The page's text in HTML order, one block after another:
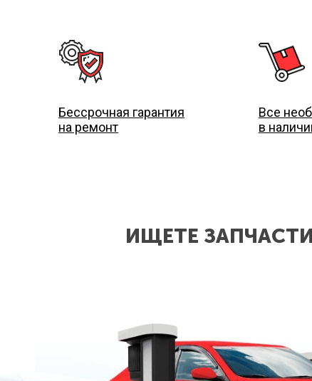
Бессрочная гарантия
на ремонт
Все
в
ИЩЕТЕ